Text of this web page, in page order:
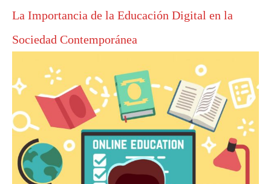
La Importancia de la Educación Digital en la
Sociedad Contemporánea